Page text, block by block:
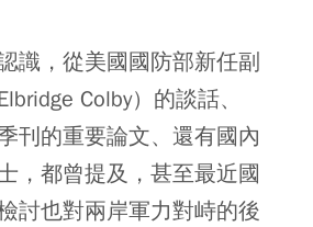
識，從美國國防部新任副
Colby）的談話、
刊的重要論文、還有國內
，都曾提及，甚至最近國
討也對兩岸軍力對峙的後